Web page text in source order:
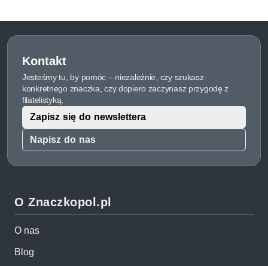
Kontakt
Jesteśmy tu, by pomóc – niezależnie, czy szukasz
konkretnego znaczka, czy dopiero zaczynasz przygodę z
filatelistyką.
Napisz do nas
Zapisz się do newslettera
O Znaczkopol.pl
O nas
Blog